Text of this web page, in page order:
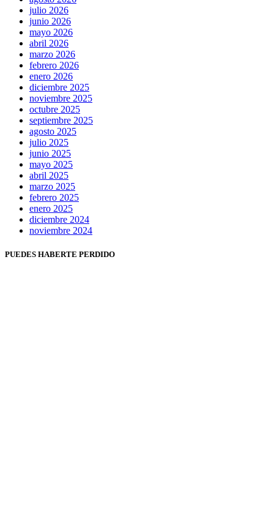
julio 2026
junio 2026
mayo 2026
abril 2026
marzo 2026
febrero 2026
enero 2026
diciembre 2025
noviembre 2025
octubre 2025
septiembre 2025
agosto 2025
julio 2025
junio 2025
mayo 2025
abril 2025
marzo 2025
febrero 2025
enero 2025
diciembre 2024
noviembre 2024
PUEDES HABERTE PERDIDO